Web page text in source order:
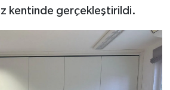
kentinde gerçekleştirildi.